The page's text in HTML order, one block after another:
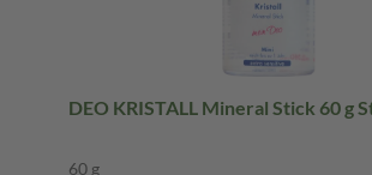
DEO KRISTALL Mineral Stick 60 g
60 g